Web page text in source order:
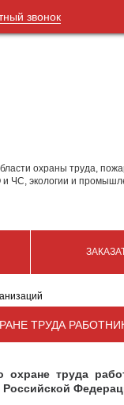
звонок
охраны труда,
ЧС, экологии и
ТРУДА
охране труда
Российской